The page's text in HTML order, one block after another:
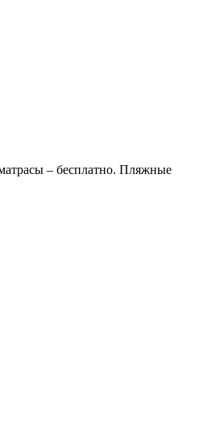
– бесплатно. Пляжные